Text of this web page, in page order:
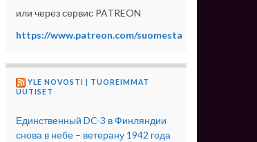
или через сервис PATREON
https://www.patreon.com/suomesta
YLE NOVOSTI | TUOREIMMAT
UUTISET
Единственный DC-3 в Финляндии
снова в небе – ветерану 1942 года